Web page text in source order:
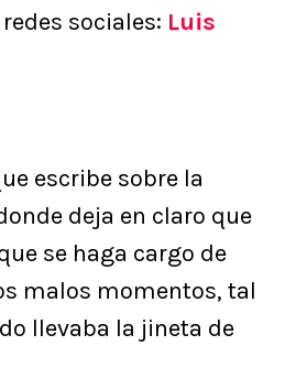
sociales: Luis
escribe sobre la
deja en claro que
se haga cargo de
malos momentos, tal
llevaba la jineta de